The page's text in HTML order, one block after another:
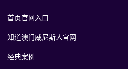
首页官网入口
知道澳门威尼斯人官网
经典案例